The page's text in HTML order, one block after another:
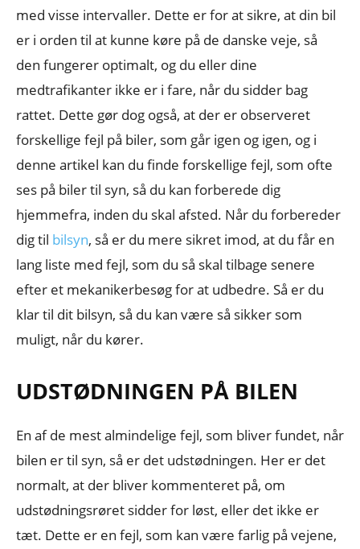
med visse intervaller. Dette er for at sikre, at din bil
er i orden til at kunne køre på de danske veje, så
den fungerer optimalt, og du eller dine
medtrafikanter ikke er i fare, når du sidder bag
rattet. Dette gør dog også, at der er observeret
forskellige fejl på biler, som går igen og igen, og i
denne artikel kan du finde forskellige fejl, som ofte
ses på biler til syn, så du kan forberede dig
hjemmefra, inden du skal afsted. Når du forbereder
dig til bilsyn, så er du mere sikret imod, at du får en
lang liste med fejl, som du så skal tilbage senere
efter et mekanikerbesøg for at udbedre. Så er du
klar til dit bilsyn, så du kan være så sikker som
muligt, når du kører.
UDSTØDNINGEN PÅ BILEN
En af de mest almindelige fejl, som bliver fundet, når
bilen er til syn, så er det udstødningen. Her er det
normalt, at der bliver kommenteret på, om
udstødningsrøret sidder for løst, eller det ikke er
tæt. Dette er en fejl, som kan være farlig på vejene,